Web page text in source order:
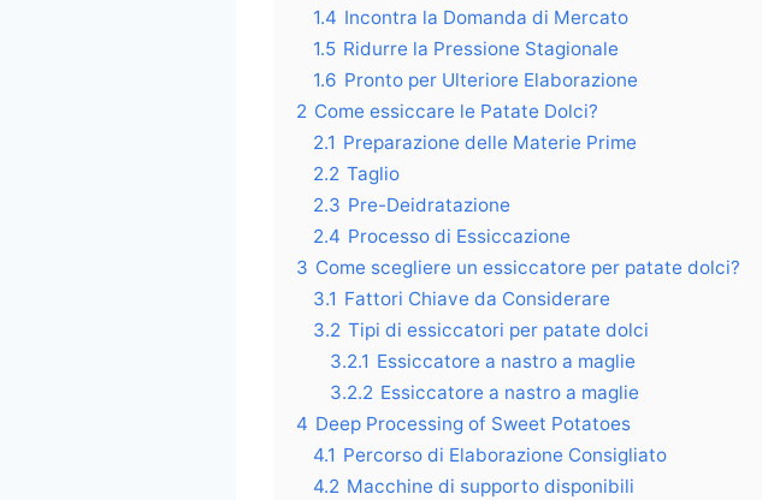
1.4 Incontra la Domanda di Mercato
1.5 Ridurre la Pressione Stagionale
1.6 Pronto per Ulteriore Elaborazione
2 Come essiccare le Patate Dolci?
2.1 Preparazione delle Materie Prime
2.2 Taglio
2.3 Pre-Deidratazione
2.4 Processo di Essiccazione
3 Come scegliere un essiccatore per patate dolci?
3.1 Fattori Chiave da Considerare
3.2 Tipi di essiccatori per patate dolci
3.2.1 Essiccatore a nastro a maglie
3.2.2 Essiccatore a nastro a maglie
4 Deep Processing of Sweet Potatoes
4.1 Percorso di Elaborazione Consigliato
4.2 Macchine di supporto disponibili